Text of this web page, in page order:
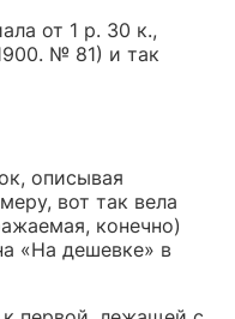
от 1 р. 30 к.,
№ 81) и так
описывая
вот так вела
конечно)
«На дешевке» в